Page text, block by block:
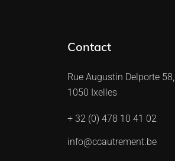
Contact
Rue Augustin Delporte 58,
1050 Ixelles
+ 32 (0) 478 10 41 02
info@ccautrement.be